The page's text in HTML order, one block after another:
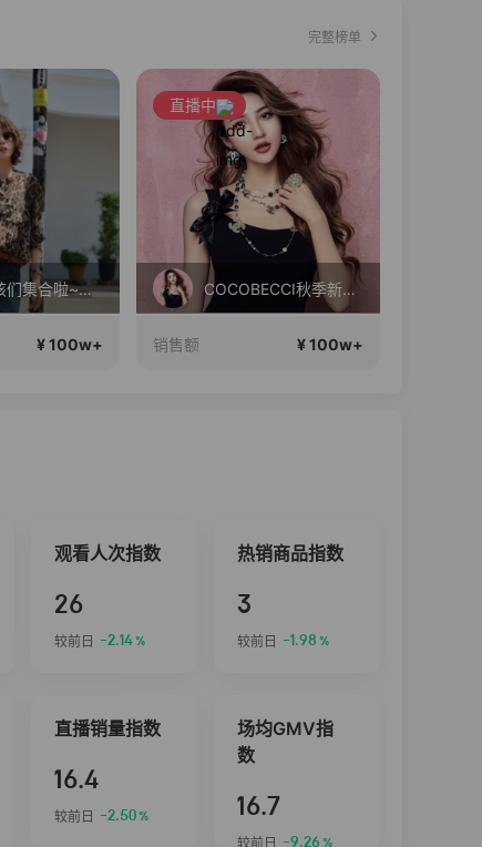
完整榜单
Diva女孩们集合啦~意大利料特产来啦！
¥ 100w+
直播中
COCOBECCI秋季新款大上新！
销售额 ¥ 100w+
观看人次指数
26
较前日 -2.14%
热销商品指数
3
较前日 -1.98 %
直播销量指数
16.4
较前日 -2.50%
场均GMV指
数
16.7
较前日 -9.26 %